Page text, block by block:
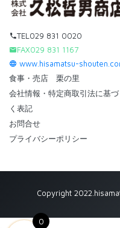
TEL029 831 0020
FAX029 831 1167
www.hisamatsu-
食事・売店 栗の里
会社情報・特定商取引法に基づ
く表記
お問合せ
プライバシーポリシー
Copyright
0